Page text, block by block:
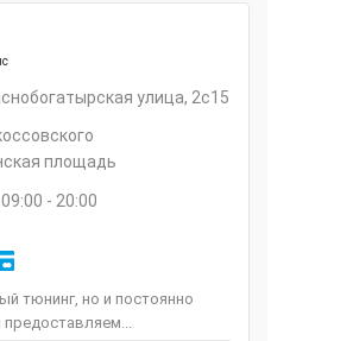
улица, 2с15
площадь
- 20:00
тюнинг, но и постоянно